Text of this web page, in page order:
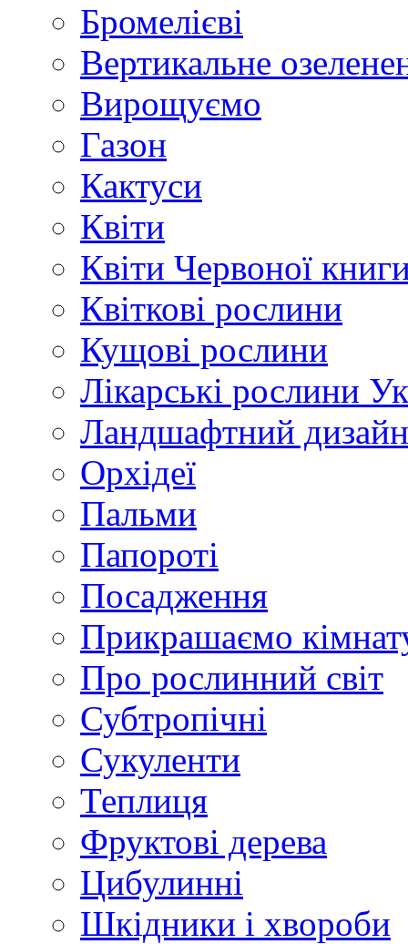
Бромелієві
Вертикальне
Вирощуємо
Газон
Кактуси
Квіти
Квіти Червоної
Квіткові рослини
Кущові рослини
Лікарські рослини
Ландшафтний дизайн
Орхідеї
Пальми
Папороті
Посадження
Прикрашаємо
Про рослинний світ
Субтропічні
Сукуленти
Теплиця
Фруктові дерева
Цибулинні
Шкідники і хвороби